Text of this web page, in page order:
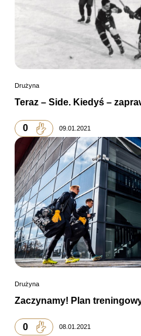
Drużyna
Teraz – Side. Kiedyś –
0 09.01.2021
Drużyna
Zaczynamy! Plan
0 08.01.2021